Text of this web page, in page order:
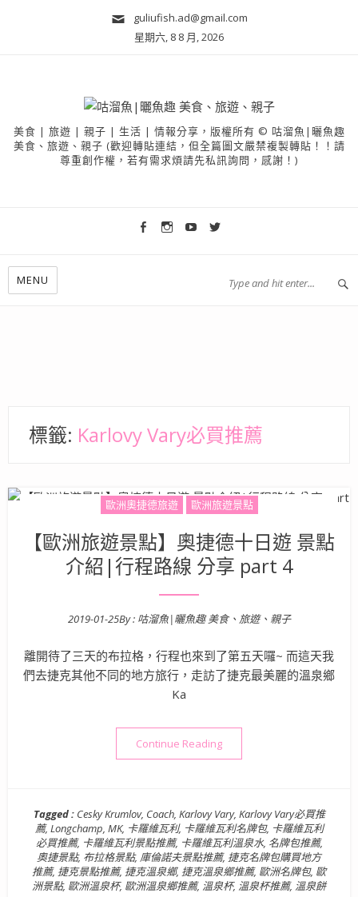
guliufish.ad@gmail.com
星期六, 8 8 月, 2026
美食 | 旅遊 | 親子 | 生活 | 情報分享，版權所有 © 咕溜魚|曬魚趣
美食、旅遊、親子 (歡迎轉貼連結，但全篇圖文嚴禁複製轉貼！！請
尊重創作權，若有需求煩請先私訊詢問，感謝！)
MENU
標籤: Karlovy Vary必買推薦
歐洲奧捷德旅遊 歐洲旅遊景點
【歐洲旅遊景點】奧捷德十日遊 景點
介紹|行程路線 分享 part 4
Posted on
2019-01-25By : 咕溜魚|曬魚趣 美食、旅遊、親子
離開待了三天的布拉格，行程也來到了第五天囉~ 而這天我
們去捷克其他不同的地方旅行，走訪了捷克最美麗的溫泉鄉
Ka
Continue Reading“【歐洲旅遊景點】奧捷德十
Tagged : Cesky Krumlov, Coach, Karlovy Vary, Karlovy Vary必買推
薦, Longchamp, MK, 卡羅維瓦利, 卡羅維瓦利名牌包, 卡羅維瓦利
必買推薦, 卡羅維瓦利景點推薦, 卡羅維瓦利溫泉水, 名牌包推薦,
奧捷景點, 布拉格景點, 庫倫諾夫景點推薦, 捷克名牌包購買地方
推薦, 捷克景點推薦, 捷克溫泉鄉, 捷克溫泉鄉推薦, 歐洲名牌包, 歐
洲景點, 歐洲溫泉杯, 歐洲溫泉鄉推薦, 溫泉杯, 溫泉杯推薦, 溫泉餅